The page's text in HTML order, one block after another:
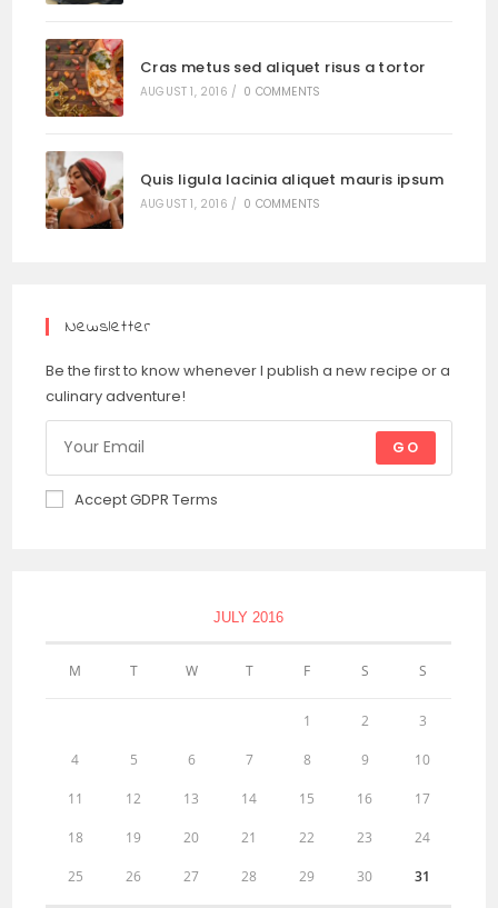
Cras metus sed aliquet risus a tortor
AUGUST 1, 2016 / 0 COMMENTS
Quis ligula lacinia aliquet mauris ipsum
AUGUST 1, 2016 / 0 COMMENTS
Newsletter
Be the first to know whenever I publish a new recipe or a
culinary adventure!
GO
Accept GDPR Terms
JULY 2016
M T W T F S S
1 2 3
4 5 6 7 8 9 10
11 12 13 14 15 16 17
18 19 20 21 22 23 24
25 26 27 28 29 30 31